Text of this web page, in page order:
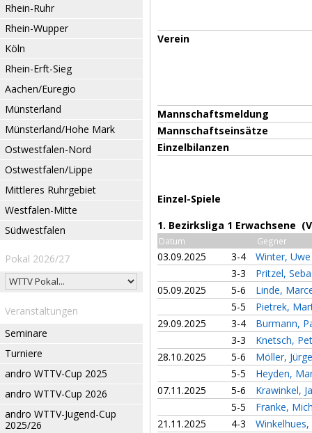
Rhein-Ruhr
Rhein-Wupper
Köln
Rhein-Erft-Sieg
Aachen/Euregio
Münsterland
Münsterland/Hohe Mark
Ostwestfalen-Nord
Ostwestfalen/Lippe
Mittleres Ruhrgebiet
Westfalen-Mitte
Südwestfalen
Pokal 2026/27
Veranstaltungen
Seminare
Turniere
andro WTTV-Cup 2025
andro WTTV-Cup 2026
andro WTTV-Jugend-Cup
2025/26
Verein
Mannschaftsmeldung
Mannschaftseinsätze
Einzelbilanzen
Einzel-Spiele
1. Bezirksliga 1 Erwachsene
Datum Gegner
03.09.2025 3-4
Winter,
3-3
Pritzel,
05.09.2025
5-6
Linde,
5-5
Pietrek,
29.09.2025
3-4
Burmann,
3-3
Knetsch,
28.10.2025
5-6
Möller,
5-5
Heyden,
07.11.2025
5-6
Krawinkel,
5-5
Franke,
21.11.2025
4-3